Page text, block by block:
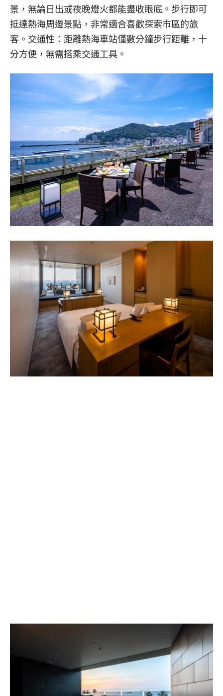
景，無論日出或夜晚燈火都能盡收眼底。步行即可
抵達熱海周邊景點，非常適合喜歡探索市區的旅
客。交通性：距離熱海車站僅數分鐘步行距離，十
分方便，無需搭乘交通工具。